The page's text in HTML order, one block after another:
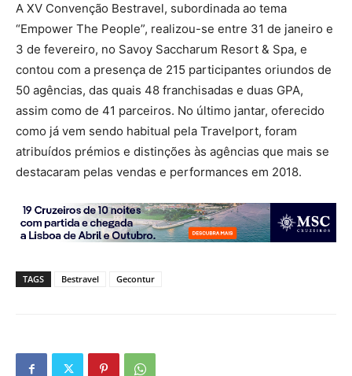
A XV Convenção Bestravel, subordinada ao tema
“Empower The People”, realizou-se entre 31 de janeiro e
3 de fevereiro, no Savoy Saccharum Resort & Spa, e
contou com a presença de 215 participantes oriundos de
50 agências, das quais 48 franchisadas e duas GPA,
assim como de 41 parceiros. No último jantar, oferecido
como já vem sendo habitual pela Travelport, foram
atribuídos prémios e distinções às agências que mais se
destacaram pelas vendas e performances em 2018.
TAGS Bestravel Gecontur